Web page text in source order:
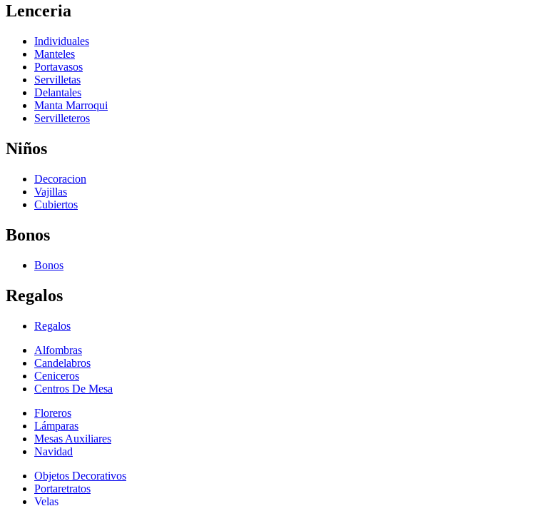
Lenceria
Individuales
Manteles
Portavasos
Servilletas
Delantales
Manta Marroqui
Servilleteros
Niños
Decoracion
Vajillas
Cubiertos
Bonos
Bonos
Regalos
Regalos
Alfombras
Candelabros
Ceniceros
Centros De Mesa
Floreros
Lámparas
Mesas Auxiliares
Navidad
Objetos Decorativos
Portaretratos
Velas